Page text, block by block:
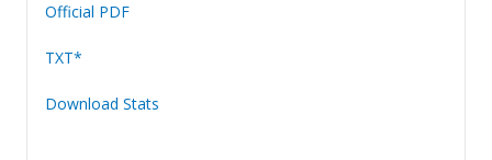
Official PDF
TXT*
Download Stats